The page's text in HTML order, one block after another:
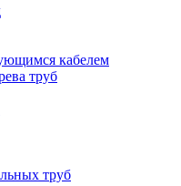
кабелем
труб
труб